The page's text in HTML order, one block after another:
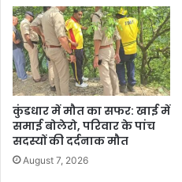
कुंडधार में मौत का सफर: खाई में
समाई बोलेरो, परिवार के पांच
सदस्यों की दर्दनाक मौत
August 7, 2026